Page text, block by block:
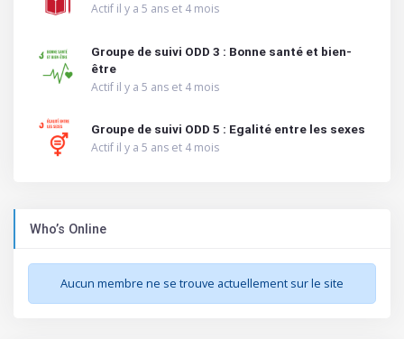
Actif il y a 5 ans et 4 mois
Groupe de suivi ODD 3 : Bonne santé et bien-
être
Actif il y a 5 ans et 4 mois
Groupe de suivi ODD 5 : Egalité entre les sexes
Actif il y a 5 ans et 4 mois
Who’s Online
Aucun membre ne se trouve actuellement sur le site